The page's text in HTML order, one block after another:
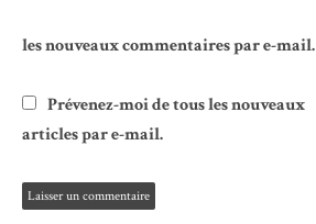
les nouveaux commentaires par e-mail.
Prévenez-moi de tous les nouveaux
articles par e-mail.